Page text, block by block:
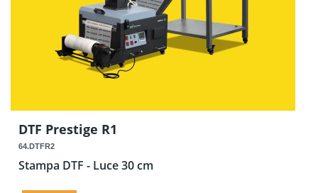
DTF Prestige R1
64.DTFR2
Stampa DTF - Luce 30 cm